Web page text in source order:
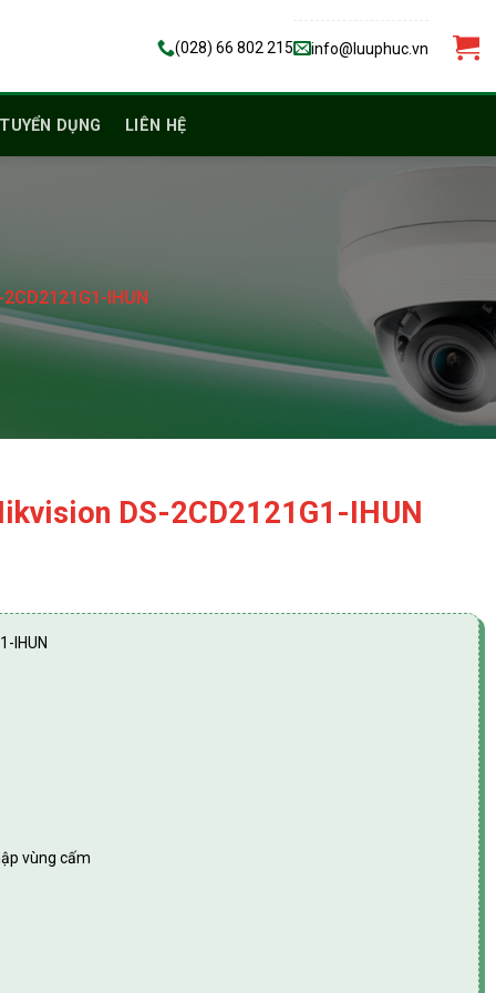
(028) 66 802 215 info@luuphuc.vn
TUYỂN DỤNG LIÊN HỆ
IHUN
DS-2CD2121G1-IHUN
IHUN
vùng cấm